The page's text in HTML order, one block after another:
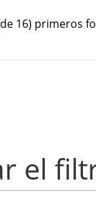
16) primeros
el